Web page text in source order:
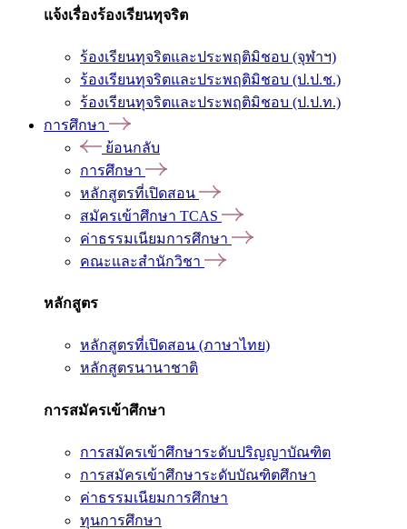
แจ้งเรื่องร้องเรียนทุจริต
ร้องเรียนทุจริตและประพฤติมิชอบ (จุฬาฯ)
ร้องเรียนทุจริตและประพฤติมิชอบ (ป.ป.ช.)
ร้องเรียนทุจริตและประพฤติมิชอบ (ป.ป.ท.)
การศึกษา
ย้อนกลับ
การศึกษา
หลักสูตรที่เปิดสอน
สมัครเข้าศึกษา TCAS
ค่าธรรมเนียมการศึกษา
คณะและสำนักวิชา
หลักสูตร
หลักสูตรที่เปิดสอน (ภาษาไทย)
หลักสูตรนานาชาติ
การสมัครเข้าศึกษา
การสมัครเข้าศึกษาระดับปริญญาบัณฑิต
การสมัครเข้าศึกษาระดับบัณฑิตศึกษา
ค่าธรรมเนียมการศึกษา
ทุนการศึกษา